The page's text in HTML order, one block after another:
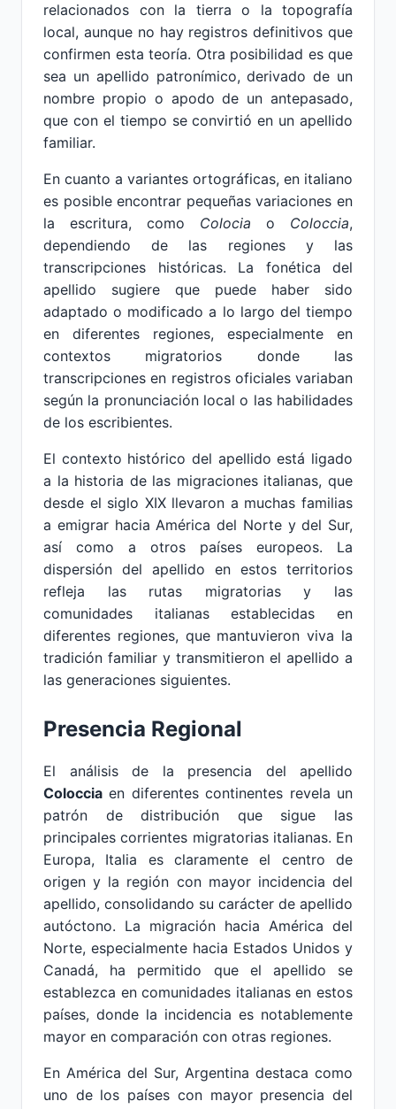
relacionados con la tierra o la topografía
local, aunque no hay registros definitivos que
confirmen esta teoría. Otra posibilidad es que
sea un apellido patronímico, derivado de un
nombre propio o apodo de un antepasado,
que con el tiempo se convirtió en un apellido
familiar.
En cuanto a variantes ortográficas, en italiano
es posible encontrar pequeñas variaciones en
la escritura, como Colocia o Coloccia,
dependiendo de las regiones y las
transcripciones históricas. La fonética del
apellido sugiere que puede haber sido
adaptado o modificado a lo largo del tiempo
en diferentes regiones, especialmente en
contextos migratorios donde las
transcripciones en registros oficiales variaban
según la pronunciación local o las habilidades
de los escribientes.
El contexto histórico del apellido está ligado
a la historia de las migraciones italianas, que
desde el siglo XIX llevaron a muchas familias
a emigrar hacia América del Norte y del Sur,
así como a otros países europeos. La
dispersión del apellido en estos territorios
refleja las rutas migratorias y las
comunidades italianas establecidas en
diferentes regiones, que mantuvieron viva la
tradición familiar y transmitieron el apellido a
las generaciones siguientes.
Presencia Regional
El análisis de la presencia del apellido
Coloccia en diferentes continentes revela un
patrón de distribución que sigue las
principales corrientes migratorias italianas. En
Europa, Italia es claramente el centro de
origen y la región con mayor incidencia del
apellido, consolidando su carácter de apellido
autóctono. La migración hacia América del
Norte, especialmente hacia Estados Unidos y
Canadá, ha permitido que el apellido se
establezca en comunidades italianas en estos
países, donde la incidencia es notablemente
mayor en comparación con otras regiones.
En América del Sur, Argentina destaca como
uno de los países con mayor presencia del